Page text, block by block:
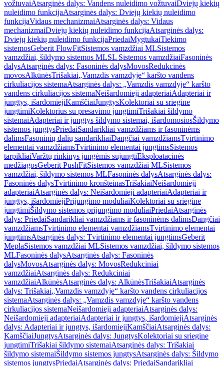
vožtuvaiAtsarginės dalys: Vandens nuleidimo vožtuvaiDviejų kiekių
nuleidimo funkcijaAtsarginės dalys: Dviejų kiekių nuleidimo
funkcijaVidaus mechanizmaiAtsarginės dalys: Vidaus
mechanizmaiDviejų kiekių nuleidimo funkcijaAtsarginės dalys:
Dviejų kiekių nuleidimo funkcijaPriedaiMygtukaiTiekimo
sistemosGeberit FlowFitSistemos vamzdžiai MLSistemos
vamzdžiai, šildymo sistemos MLSL Sistemos vamzdžiaiFasoninės
dalysAtsarginės dalys: Fasoninės dalysMovosRedukcinės
movosAlkūnėsTrišakiai„Vamzdis vamzdyje“ karšto vandens
cirkuliacijos sistemaAtsarginės dalys: „Vamzdis vamzdyje“ karšto
vandens cirkuliacijos sistemaNeišardomieji adapteriaiAdapteriai ir
jungtys, išardomiejiKamščiaiJungtysKolektoriai su sriegine
jungtimiKolektorius su presavimo jungtimiTrišakiai šildymo
sistemaiAdapteriai ir jungtys šildymo sistemai, išardomosiosŠildymo
sistemos jungtysPriedaiSandarikliai vamzdžiams ir fasoninėms
dalimsFasoninių dalių sandarikliaiDangčiai vamzdžiamsTvirtinimo
elementai vamzdžiamsTvirtinimo elementai jungtimsSistemos
tarpikliaiVaržtų rinkinys jungėmis sujungtiEksploatacinės
medžiagosGeberit PushFitSistemos vamzdžiai MLSistemos
vamzdžiai, šildymo sistemos MLFasoninės dalysAtsarginės dalys:
Fasoninės dalysTvirtinimo kronšteinasTrišakiaiNeišardomieji
adapteriaiAtsarginės dalys: Neišardomieji adapteriaiAdapteriai ir
jungtys, išardomiejiPrijungimo moduliaiKolektoriai su sriegine
jungtimiŠildymo sistemos prijungimo moduliaiPriedaiAtsarginės
dalys: PriedaiSandarikliai vamzdžiams ir fasoninėms dalimsDangčiai
vamzdžiamsTvirtinimo elementai vamzdžiamsTvirtinimo elementai
jungtimsAtsarginės dalys: Tvirtinimo elementai jungtimsGeberit
MeplaSistemos vamzdžiai MLSistemos vamzdžiai, šildymo sistemos
MLFasoninės dalysAtsarginės dalys: Fasoninės
dalysMovosAtsarginės dalys: MovosRedukciniai
vamzdžiaiAtsarginės dalys: Redukciniai
vamzdžiaiAlkūnėsAtsarginės dalys: AlkūnėsTrišakiaiAtsarginės
dalys: Trišakiai„Vamzdis vamzdyje“ karšto vandens cirkuliacijos
sistemaAtsarginės dalys: „Vamzdis vamzdyje“ karšto vandens
cirkuliacijos sistemaNeišardomieji adapteriaiAtsarginės dalys:
Neišardomieji adapteriaiAdapteriai ir jungtys, išardomiejiAtsarginės
dalys: Adapteriai ir jungtys, išardomiejiKamščiaiAtsarginės dalys:
KamščiaiJungtysAtsarginės dalys: JungtysKolektoriai su sriegine
jungtimiTrišakiai šildymo sistemaiAtsarginės dalys: Trišakiai
šildymo sistemaiŠildymo sistemos jungtysAtsarginės dalys: Šildymo
sistemos jungtysPriedaiAtsarginės dalys: PriedaiSandarikliai